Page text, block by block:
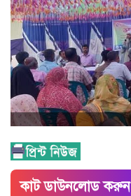
কাট ডাউনলোড করুন